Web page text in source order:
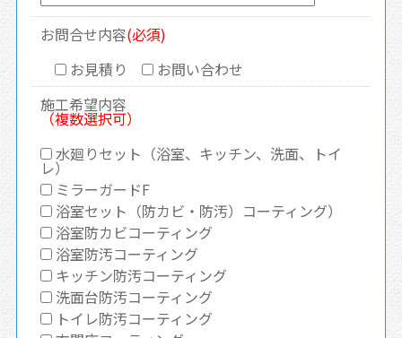
お問合せ内容(必須)
お見積り
お問い合わせ
施工希望内容
（複数選択可）
水廻りセット（浴室、キッチン、洗面、トイ
レ）
ミラーガードF
浴室セット（防カビ・防汚）コーティング）
浴室防カビコーティング
浴室防汚コーティング
キッチン防汚コーティング
洗面台防汚コーティング
トイレ防汚コーティング